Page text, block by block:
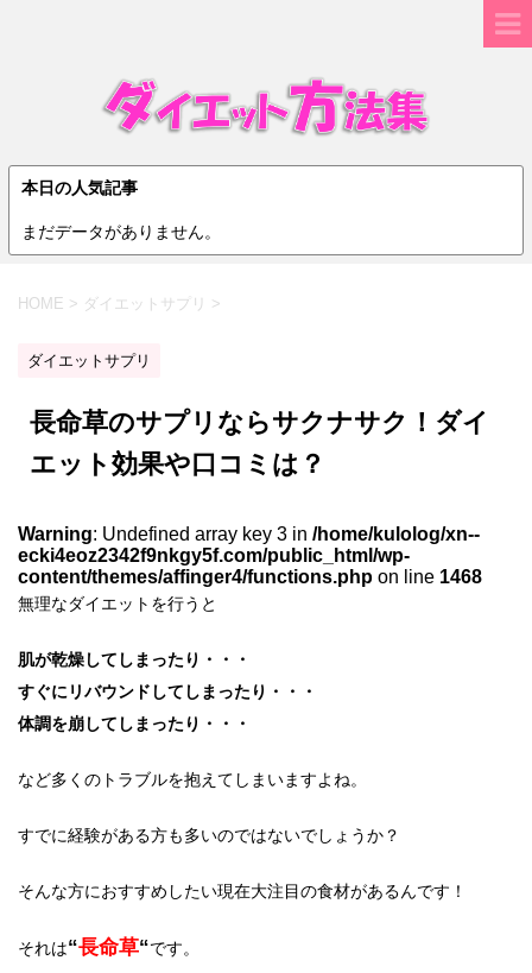
本日の人気記事
まだデータがありません。
HOME > ダイエットサプリ >
ダイエットサプリ
長命草のサプリならサクナサク！ダイ
エット効果や口コミは？
Warning: Undefined array key 3 in /home/kulolog/xn--
ecki4eoz2342f9nkgy5f.com/public_html/wp-
content/themes/affinger4/functions.php on line 1468
無理なダイエットを行うと
肌が乾燥してしまったり・・・
すぐにリバウンドしてしまったり・・・
体調を崩してしまったり・・・
など多くのトラブルを抱えてしまいますよね。
すでに経験がある方も多いのではないでしょうか？
そんな方におすすめしたい現在大注目の食材があるんです！
それは“長命草“です。